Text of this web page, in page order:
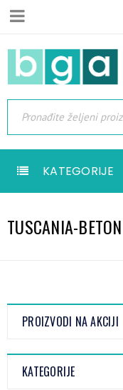
KATEGORIJE
TUSCANIA-BETON
PROIZVODI NA AKCIJI
KATEGORIJE